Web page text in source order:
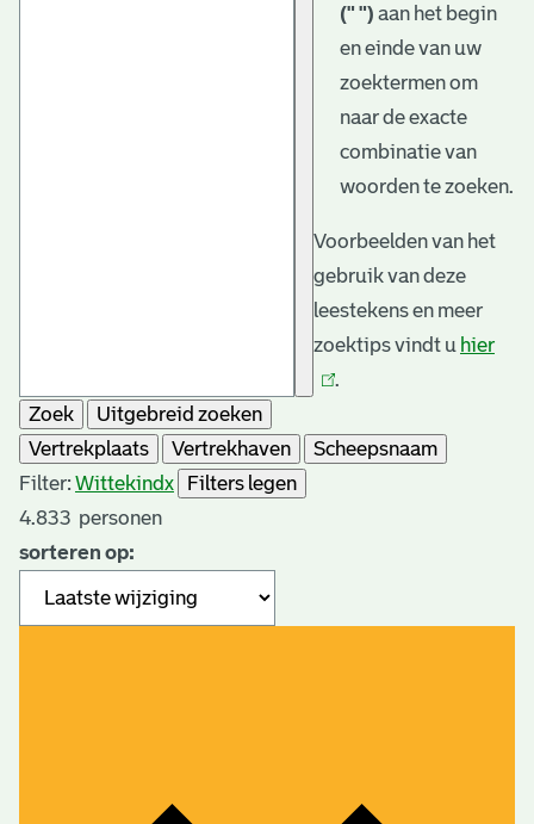
(" ") aan het begin
en einde van uw
zoektermen om
naar de exacte
combinatie van
woorden te zoeken.
Voorbeelden van het
gebruik van deze
leestekens en meer
zoektips vindt u hier
.
Zoek
Uitgebreid zoeken
Vertrekplaats
Vertrekhaven
Scheepsnaam
Filter: Wittekindx
Filters legen
4.833 personen
sorteren op: